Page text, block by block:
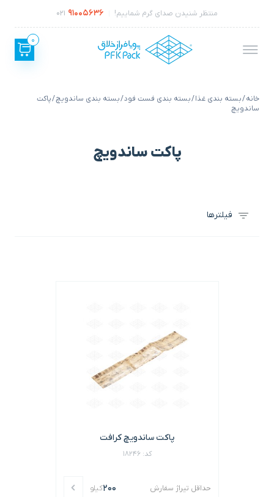
منتظر شنیدن صدای گرم شماییم! 91005636
021
0
خانه/بسته بندی غذا/بسته بندی فست فود/بسته بندی ساندویچ/ پاکت
ساندویچ
پاکت ساندویچ
فیلترها
پاکت ساندویچ کرافت
کد: 18246
حداقل تیراژ سفارش 200کیلو